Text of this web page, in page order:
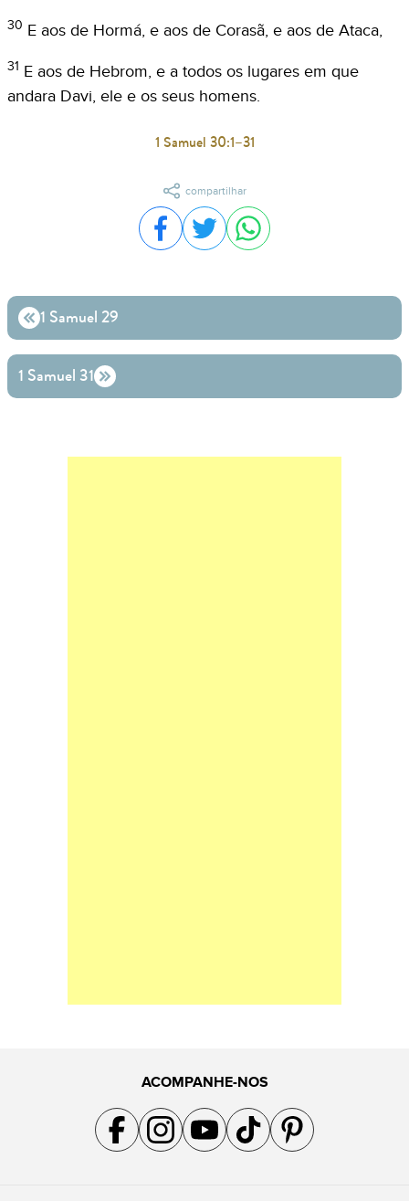
30 E aos de Hormá, e aos de Corasã, e aos de Ataca,
31 E aos de Hebrom, e a todos os lugares em que
andara Davi, ele e os seus homens.
1 Samuel 30:1–31
compartilhar
Compartilhar no Facebook
Compartilhar no Twitter
Compartilhar no
1 Samuel 29
1 Samuel 31
ACOMPANHE-NOS
Acompanhe a gente no Facebook
Acompanhe a gente no Instagram
Acompanhe a gente no YouTube
Acompanhe a gente no TikTok
Acompanhe a gente no